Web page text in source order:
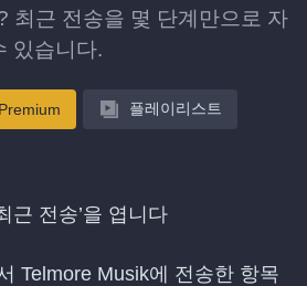
최근 전송을 몇 단계만으로 자
있습니다.
Premium 플레이리스트
근 전송’을 엽니다
Telmore Musik에 전송한 항목